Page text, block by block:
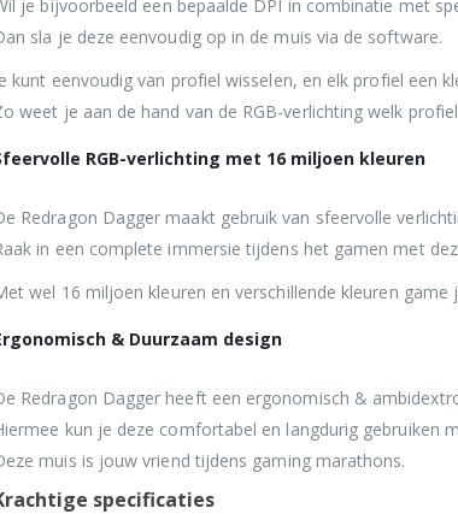
je bijvoorbeeld een bepaalde DPI in combinatie met
sla je deze eenvoudig op in de muis via de software.
kunt eenvoudig van profiel wisselen, en elk profiel een
weet je aan de hand van de RGB-verlichting welk
RGB-verlichting met 16 miljoen kleuren
Redragon Dagger maakt gebruik van sfeervolle
in een complete immersie tijdens het gamen met
wel 16 miljoen kleuren en verschillende kleuren game
& Duurzaam design
Redragon Dagger heeft een ergonomisch &
kun je deze comfortabel en langdurig gebruiken
muis is jouw vriend tijdens gaming marathons.
specificaties